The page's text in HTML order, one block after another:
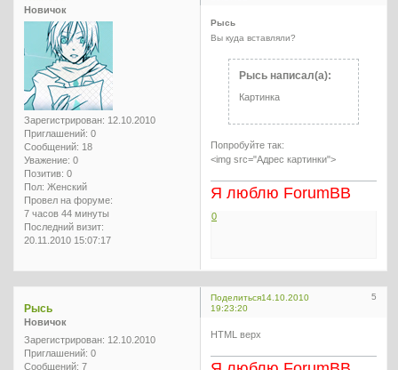
Новичок
Зарегистрирован: 12.10.2010
Приглашений: 0
Сообщений: 18
Уважение: 0
Позитив: 0
Пол: Женский
Провел на форуме:
7 часов 44 минуты
Последний визит:
20.11.2010 15:07:17
Рысь
Вы куда вставляли?
Рысь написал(а):
Картинка
Попробуйте так:
<img src="Адрес картинки">
Я люблю ForumBB
0
Поделиться 5
14.10.2010
19:23:20
Рысь
Новичок
Зарегистрирован: 12.10.2010
Приглашений: 0
Сообщений: 7
HTML верх